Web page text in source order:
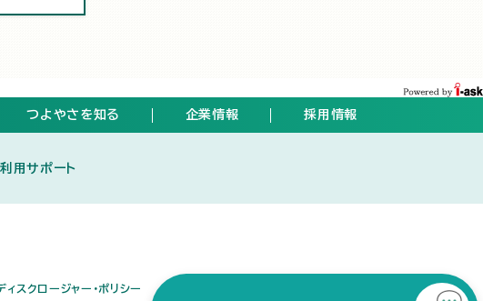
つよやさを知る 企業情報 採用情報
用サポート
ィスクロージャー・ポリシー